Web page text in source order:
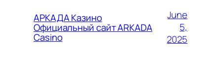
АРКАДА Казино
Официальный сайт ARKADA
Casino
June
5,
2025